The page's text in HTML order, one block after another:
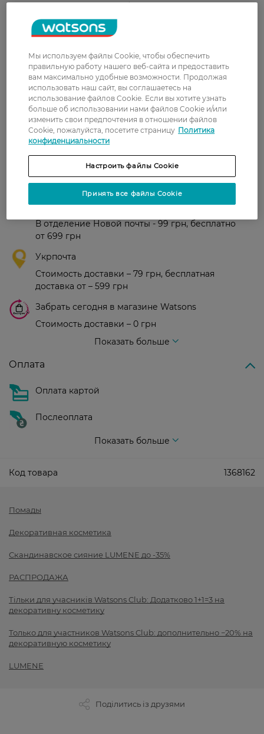
Для всех типов кожи губ.
Рейтинг и отзывы
0
З 0 відгуків
0 відгуків
Доставка
Новая почта
В отделение Новой почты - 99 грн, бесплатно
от 699 грн
Укрпочта
Стоимость доставки – 79 грн, бесплатная
доставка от – 599 грн
Забрать сегодня в магазине Watsons
Стоимость доставки – 0 грн
Показать больше
Оплата
Оплата картой
Послеоплата
Показать больше
Код товара 1368162
Помады
Декоративная косметика
Скандинавское сияние LUMENE до -35%
РАСПРОДАЖА
Тільки для учасників Watsons Club: Додатково 1+1=3 на
декоративну косметику
Только для участников Watsons Club: дополнительно −20% на
декоративную косметику
LUMENE
Поділитись із друзями
Мы используем файлы Cookie, чтобы обеспечить
правильную работу нашего веб-сайта и предоставить
вам максимально удобные возможности. Продолжая
использовать наш сайт, вы соглашаетесь на
использование файлов Cookie. Если вы хотите узнать
больше об использовании нами файлов Cookie и/или
изменить свои предпочтения в отношении файлов
Cookie, пожалуйста, посетите страницу Политика
конфиденциальности
Настроить файлы Cookie
Принять все файлы Cookie